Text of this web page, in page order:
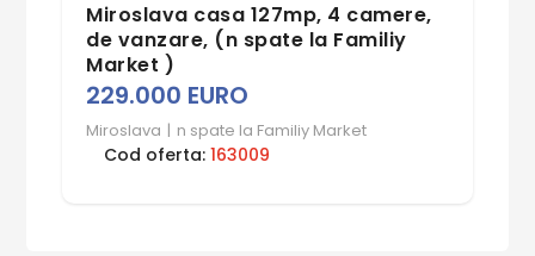
Miroslava casa 127mp, 4 camere,
de vanzare, (n spate la Familiy
Market )
229.000 EURO
Miroslava | n spate la Familiy Market
Cod oferta:163009